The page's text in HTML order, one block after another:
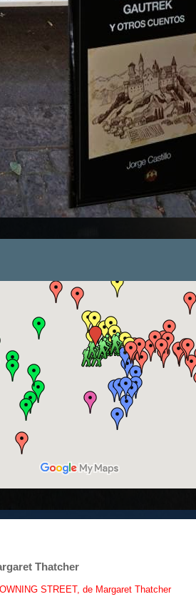
Thatcher
STREET, de Margaret Thatcher